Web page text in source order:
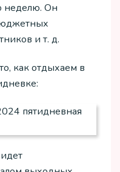
неделю. Он
и т. д.
как отдыхаем в